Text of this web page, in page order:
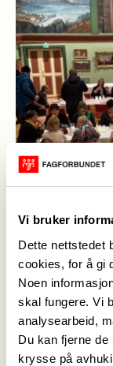
Vi bruker
Dette nettstedet
cookies, for å gi
Noen
skal fungere. Vi
analysearbeid,
Du kan fjerne
krysse på